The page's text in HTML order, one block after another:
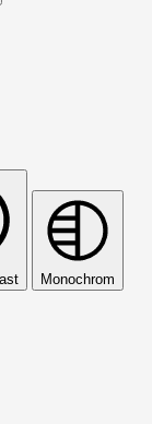
Monochrom